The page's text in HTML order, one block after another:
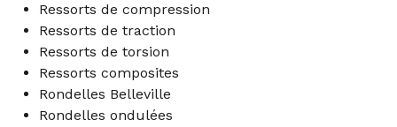
Ressorts de compression
Ressorts de traction
Ressorts de torsion
Ressorts composites
Rondelles Belleville
Rondelles ondulées